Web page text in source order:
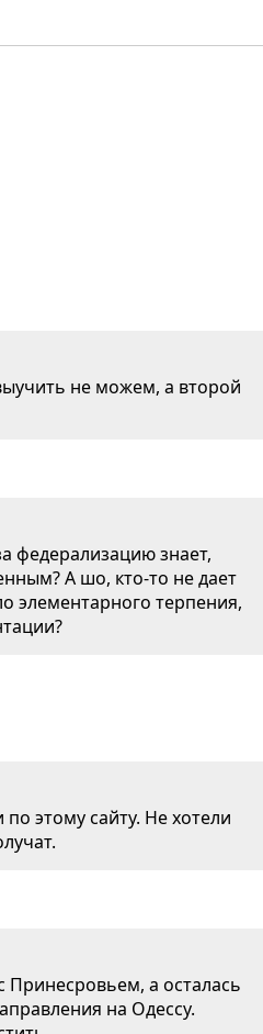
не можем, а второй
федерализацию знает,
А шо, кто-то не дает
элементарного терпения,
этому сайту. Не хотели
а осталась
на Одессу.